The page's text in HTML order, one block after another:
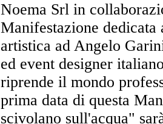
Noema Srl in
Manifestazione
artistica ad Angelo
ed event designer
riprende il mondo
prima data di questa
scivolano sull'acqua"